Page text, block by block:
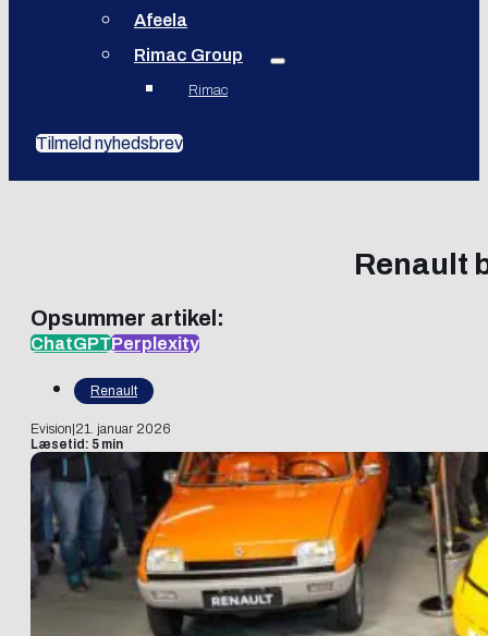
Afeela
Rimac Group
Rimac
Tilmeld nyhedsbrev
Renault
Opsummer artikel:
ChatGPTPerplexity
Renault
Evision 21. januar 2026
Læsetid: 5 min